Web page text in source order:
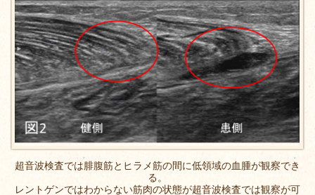
超音波検査では腓腹筋とヒラメ筋の間に低領域の血腫が観察でき
る。
レントゲンではわからない筋肉の状態が超音波検査では観察が可